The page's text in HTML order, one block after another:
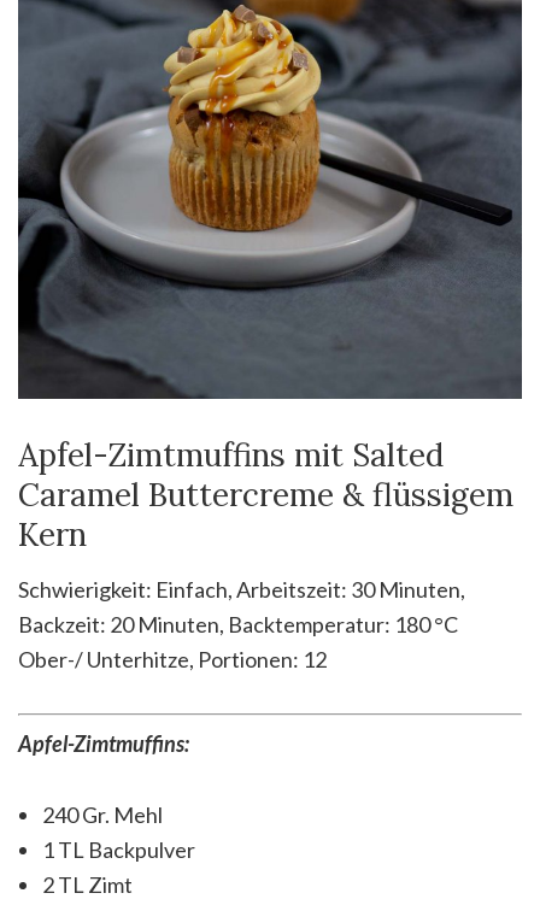
Apfel-Zimtmuffins mit Salted
Caramel Buttercreme & flüssigem
Kern
Schwierigkeit: Einfach, Arbeitszeit: 30 Minuten,
Backzeit: 20 Minuten, Backtemperatur: 180 °C
Ober-/ Unterhitze, Portionen: 12
Apfel-Zimtmuffins:
240 Gr. Mehl
1 TL Backpulver
2 TL Zimt